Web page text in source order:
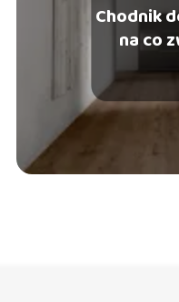
Chodnik
na co